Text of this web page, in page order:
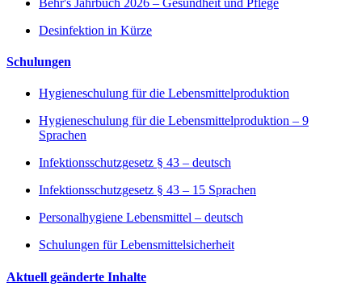
Desinfektion in Kürze
Schulungen
Hygieneschulung für die Lebensmittelproduktion
Hygieneschulung für die Lebensmittelproduktion – 9
Sprachen
Infektionsschutzgesetz § 43 – deutsch
Infektionsschutzgesetz § 43 – 15 Sprachen
Personalhygiene Lebensmittel – deutsch
Schulungen für Lebensmittelsicherheit
Aktuell geänderte Inhalte